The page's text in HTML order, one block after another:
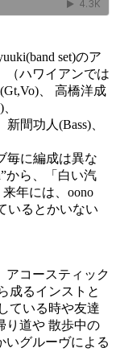
set)のア
（ハワイアンでは
、 高橋洋成
間功人(Bass)、
毎に編成は異な
から、「白い汽
年には、oono
いるとかいない
アコースティック
成るインストと
ている時や友達
り道や 散歩中の
いグルーヴによる